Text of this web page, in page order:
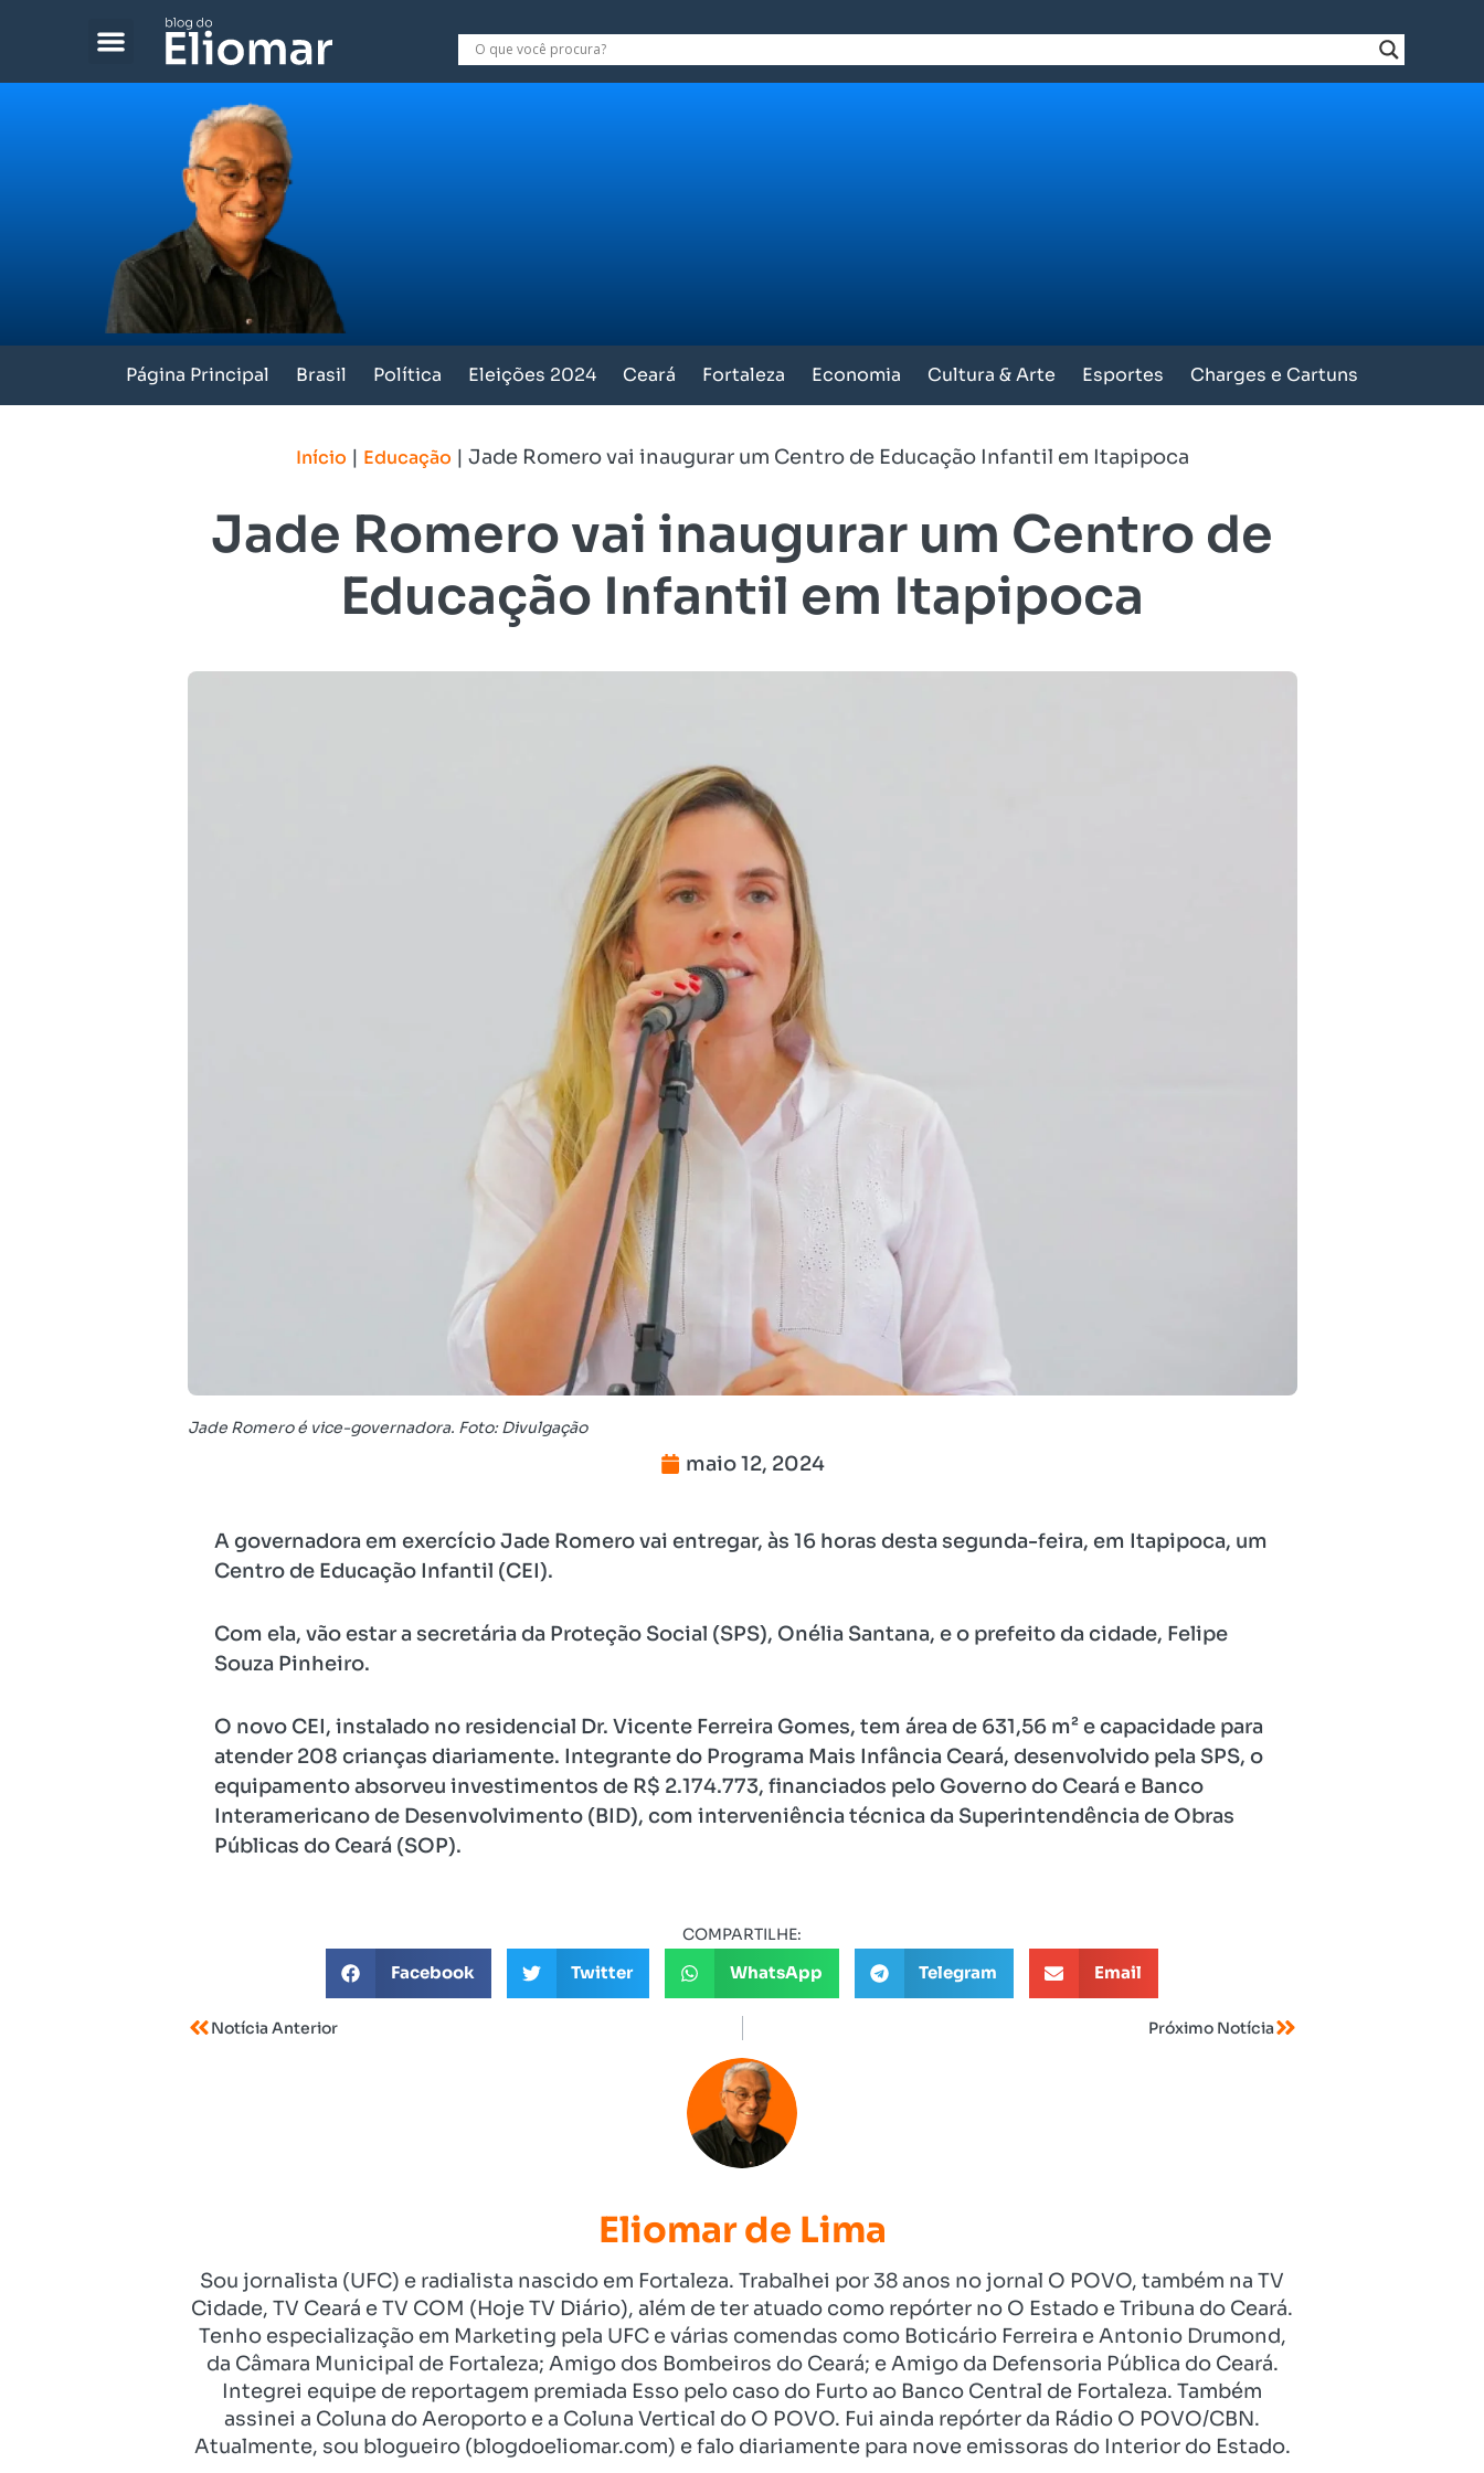
Página Principal Brasil Política Eleições 2024 Ceará Fortaleza Economia Cultura & Arte Esportes Charges e Cartuns
Início | Educação | Jade Romero vai inaugurar um Centro de Educação Infantil em Itapipoca
Jade Romero vai inaugurar um Centro de
Educação Infantil em Itapipoca
Jade Romero é vice-governadora. Foto: Divulgação
maio 12, 2024
A governadora em exercício Jade Romero vai entregar, às 16 horas desta segunda-feira, em Itapipoca, um
Centro de Educação Infantil (CEI).
Com ela, vão estar a secretária da Proteção Social (SPS), Onélia Santana, e o prefeito da cidade, Felipe
Souza Pinheiro.
O novo CEI, instalado no residencial Dr. Vicente Ferreira Gomes, tem área de 631,56 m² e capacidade para
atender 208 crianças diariamente. Integrante do Programa Mais Infância Ceará, desenvolvido pela SPS, o
equipamento absorveu investimentos de R$ 2.174.773, financiados pelo Governo do Ceará e Banco
Interamericano de Desenvolvimento (BID), com interveniência técnica da Superintendência de Obras
Públicas do Ceará (SOP).
COMPARTILHE:
Facebook Twitter WhatsApp Telegram Email
Notícia Anterior Próximo Notícia
Eliomar de Lima
Sou jornalista (UFC) e radialista nascido em Fortaleza. Trabalhei por 38 anos no jornal O POVO, também na TV
Cidade, TV Ceará e TV COM (Hoje TV Diário), além de ter atuado como repórter no O Estado e Tribuna do Ceará.
Tenho especialização em Marketing pela UFC e várias comendas como Boticário Ferreira e Antonio Drumond,
da Câmara Municipal de Fortaleza; Amigo dos Bombeiros do Ceará; e Amigo da Defensoria Pública do Ceará.
Integrei equipe de reportagem premiada Esso pelo caso do Furto ao Banco Central de Fortaleza. Também
assinei a Coluna do Aeroporto e a Coluna Vertical do O POVO. Fui ainda repórter da Rádio O POVO/CBN.
Atualmente, sou blogueiro (blogdoeliomar.com) e falo diariamente para nove emissoras do Interior do Estado.